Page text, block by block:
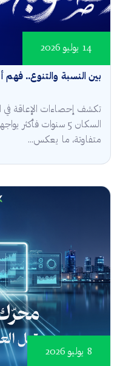
بين النسبة والتنوع.. فهم
14 يوليو 2026
السكان 5 سنوات
متفاوتة، ما يعكس...
8 يوليو 2026